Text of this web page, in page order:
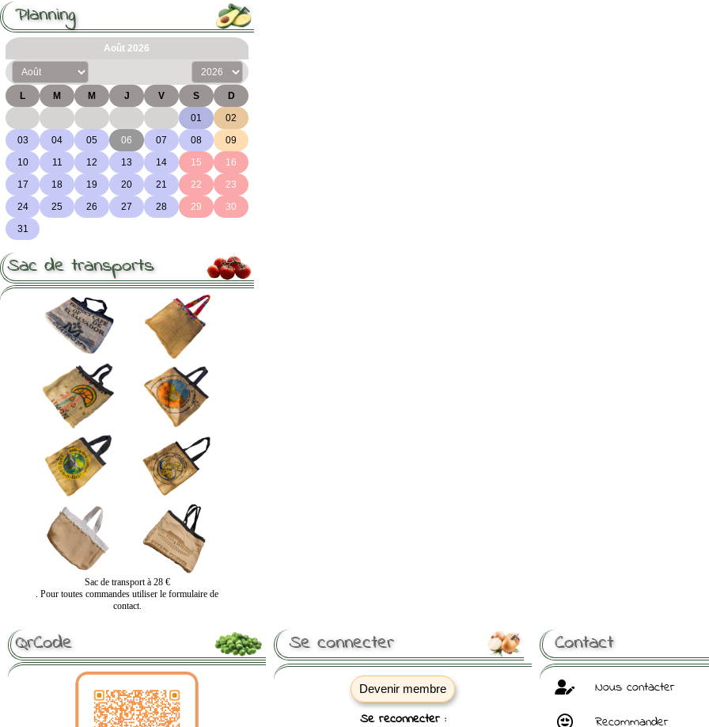

Planning
Sac de transports
Sac de transport à 28 €
. Pour toutes commandes utiliser le formulaire de
contact.
QrCode 
Se connecter
Devenir membre
Se reconnecter :
Contact
Nous contacter
Recommander